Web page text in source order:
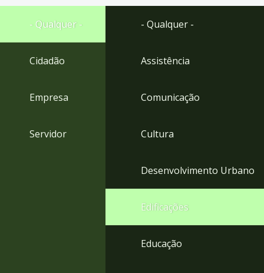
Ir
rodapé
- Qualquer -
Cidadão
Empresa
Servidor
- Qualquer -
Assistência
Comunicação
Cultura
Desenvolvimento Urbano
Edificações
Educação